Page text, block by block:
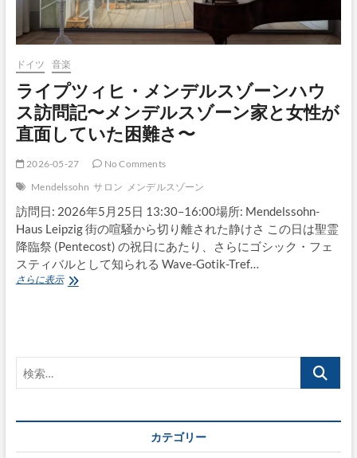
ドイツ 音楽
ライプツィヒ・メンデルスゾーンハウ
ス訪問記〜メンデルスゾーン家と女性が
直面していた困難さ〜
2026-05-27
No Comments
Mendelssohn サロン メンデルスゾーン
訪問日: 2026年5月25日 13:30–16:00場所: Mendelssohn-
Haus Leipzig 街の喧騒から切り離された静けさ この日は聖霊
降臨祭 (Pentecost) の祝日にあたり、さらにゴシック・フェ
スティバルとして知られる Wave-Gotik-Tref…
さらに表示ラ
ス
ー
索…
カテゴリー